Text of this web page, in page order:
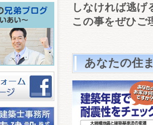
しなければ逃げ
この事をぜひご
あなたの住